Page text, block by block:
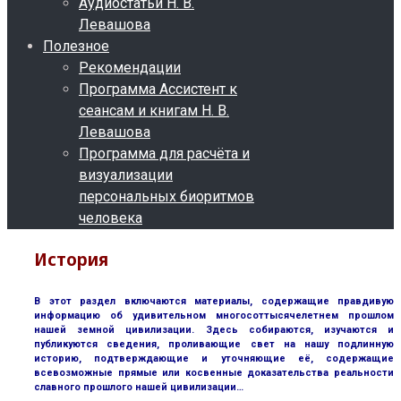
Левашова
Полезное
Рекомендации
Программа Ассистент к
сеансам и книгам Н. В.
Левашова
Программа для расчёта и
визуализации
персональных биоритмов
человека
История
В этот раздел включаются материалы, содержащие правдивую
информацию об удивительном многосоттысячелетнем прошлом
нашей земной цивилизации. Здесь собираются, изучаются и
публикуются сведения, проливающие свет на нашу подлинную
историю, подтверждающие и уточняющие её, содержащие
всевозможные прямые или косвенные доказательства реальности
славного прошлого нашей цивилизации…